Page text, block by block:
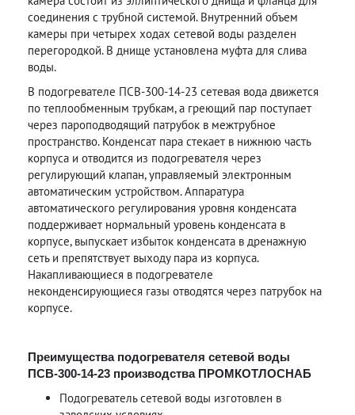
соединения с трубной системой. Внутренний объем
камеры при четырех ходах сетевой воды разделен
перегородкой. В днище установлена муфта для слива
воды.
В подогревателе ПСВ-300-14-23 сетевая вода движется
по теплообменным трубкам, а греющий пар поступает
через пароподводящий патрубок в межтрубное
пространство. Конденсат пара стекает в нижнюю часть
корпуса и отводится из подогревателя через
регулирующий клапан, управляемый электронным
автоматическим устройством. Аппаратура
автоматического регулирования уровня конденсата
поддерживает нормальный уровень конденсата в
корпусе, выпускает избыток конденсата в дренажную
сеть и препятствует выходу пара из корпуса.
Накапливающиеся в подогревателе
неконденсирующиеся газы отводятся через патрубок на
корпусе.
Преимущества подогревателя сетевой воды
ПСВ-300-14-23 производства ПРОМКОТЛОСНАБ
Подогреватель сетевой воды изготовлен в